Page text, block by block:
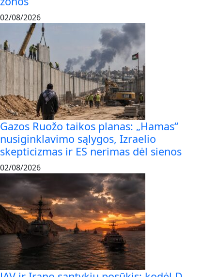
02/08/2026
Gazos Ruožo taikos planas: „Hamas“
nusiginklavimo sąlygos, Izraelio
skepticizmas ir ES nerimas dėl sienos
02/08/2026